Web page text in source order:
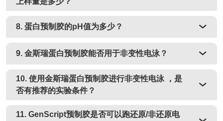
8. 蛋白预制胶的pH值为多少？
9. 金斯瑞蛋白预制胶能否用于非变性电泳？
10. 使用金斯瑞蛋白预制胶进行非变性电泳 ，是
否有推荐的实验条件？
11. GenScript预制胶是否可以跑还原/非还原电